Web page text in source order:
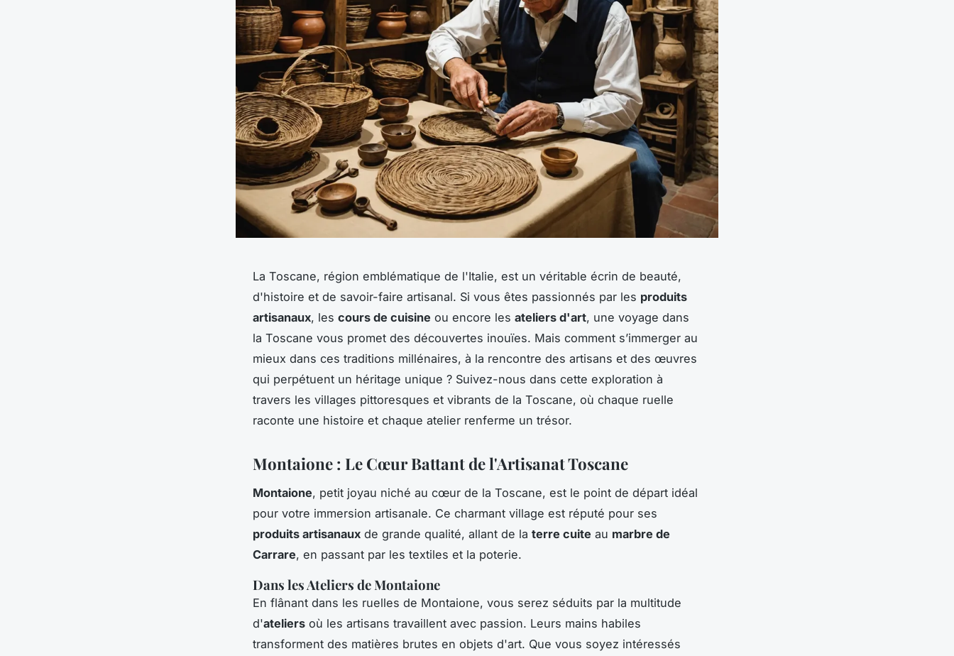
La Toscane, région emblématique de l'Italie, est un véritable écrin de beauté,
d'histoire et de savoir-faire artisanal. Si vous êtes passionnés par les produits
artisanaux, les cours de cuisine ou encore les ateliers d'art, une voyage dans
la Toscane vous promet des découvertes inouïes. Mais comment s’immerger au
mieux dans ces traditions millénaires, à la rencontre des artisans et des œuvres
qui perpétuent un héritage unique ? Suivez-nous dans cette exploration à
travers les villages pittoresques et vibrants de la Toscane, où chaque ruelle
raconte une histoire et chaque atelier renferme un trésor.
Montaione : Le Cœur Battant de l'Artisanat Toscane
Montaione, petit joyau niché au cœur de la Toscane, est le point de départ idéal
pour votre immersion artisanale. Ce charmant village est réputé pour ses
produits artisanaux de grande qualité, allant de la terre cuite au marbre de
Carrare, en passant par les textiles et la poterie.
Dans les Ateliers de Montaione
En flânant dans les ruelles de Montaione, vous serez séduits par la multitude
d'ateliers où les artisans travaillent avec passion. Leurs mains habiles
transforment des matières brutes en objets d'art. Que vous soyez intéressés